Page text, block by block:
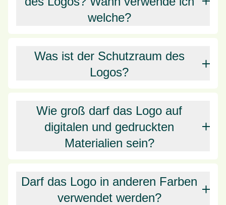
welche?
Was ist der Schutzraum des
Logos?
Wie groß darf das Logo auf
digitalen und gedruckten
Materialien sein?
Darf das Logo in anderen Farben
verwendet werden?